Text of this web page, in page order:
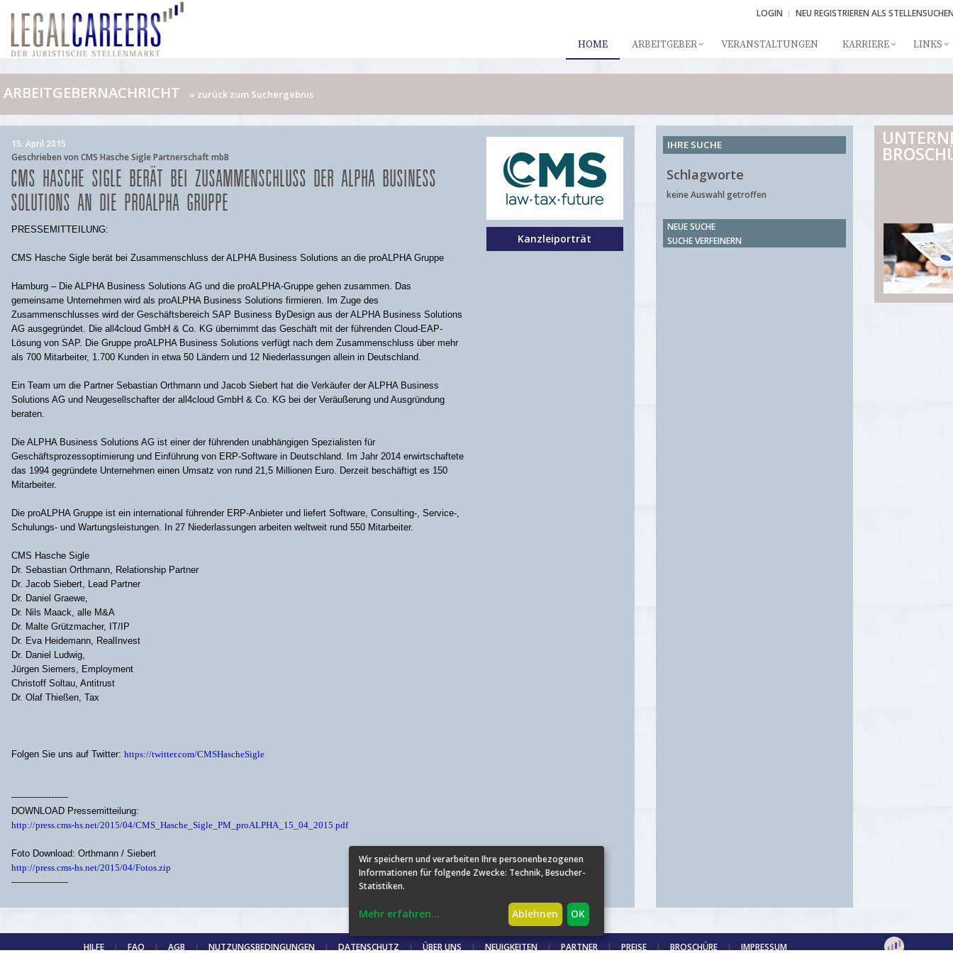
LOGIN NEU REGISTRIEREN ALS
HOME ARBEITGEBER VERANSTALTUNGEN KARRIERE LINKS
ARBEITGEBERNACHRICHT » zurück zum Suchergebnis
15. April 2015
Geschrieben von CMS Hasche Sigle Partnerschaft mbB
CMS HASCHE SIGLE BERÄT BEI ZUSAMMENSCHLUSS DER ALPHA BUSINESS
SOLUTIONS AN DIE PROALPHA GRUPPE
PRESSEMITTEILUNG:
CMS Hasche Sigle berät bei Zusammenschluss der ALPHA Business Solutions an die proALPHA Gruppe
Hamburg – Die ALPHA Business Solutions AG und die proALPHA-Gruppe gehen zusammen. Das
gemeinsame Unternehmen wird als proALPHA Business Solutions firmieren. Im Zuge des
Zusammenschlusses wird der Geschäftsbereich SAP Business ByDesign aus der ALPHA Business Solutions
AG ausgegründet. Die all4cloud GmbH & Co. KG übernimmt das Geschäft mit der führenden Cloud-EAP-
Lösung von SAP. Die Gruppe proALPHA Business Solutions verfügt nach dem Zusammenschluss über mehr
als 700 Mitarbeiter, 1.700 Kunden in etwa 50 Ländern und 12 Niederlassungen allein in Deutschland.
Ein Team um die Partner Sebastian Orthmann und Jacob Siebert hat die Verkäufer der ALPHA Business
Solutions AG und Neugesellschafter der all4cloud GmbH & Co. KG bei der Veräußerung und Ausgründung
beraten.
Die ALPHA Business Solutions AG ist einer der führenden unabhängigen Spezialisten für
Geschäftsprozessoptimierung und Einführung von ERP-Software in Deutschland. Im Jahr 2014 erwirtschaftete
das 1994 gegründete Unternehmen einen Umsatz von rund 21,5 Millionen Euro. Derzeit beschäftigt es 150
Mitarbeiter.
Die proALPHA Gruppe ist ein international führender ERP-Anbieter und liefert Software, Consulting-, Service-,
Schulungs- und Wartungsleistungen. In 27 Niederlassungen arbeiten weltweit rund 550 Mitarbeiter.
CMS Hasche Sigle
Dr. Sebastian Orthmann, Relationship Partner
Dr. Jacob Siebert, Lead Partner
Dr. Daniel Graewe,
Dr. Nils Maack, alle M&A
Dr. Malte Grützmacher, IT/IP
Dr. Eva Heidemann, RealInvest
Dr. Daniel Ludwig,
Jürgen Siemers, Employment
Christoff Soltau, Antitrust
Dr. Olaf Thießen, Tax
Folgen Sie uns auf Twitter: https://twitter.com/CMSHascheSigle
--------------------
DOWNLOAD Pressemitteilung:
http://press.cms-hs.net/2015/04/CMS_Hasche_Sigle_PM_proALPHA_15_04_2015.pdf
Foto Download: Orthmann / Siebert
http://press.cms-hs.net/2015/04/Fotos.zip
--------------------
Kanzleiporträt
IHRE SUCHE
Schlagworte
keine Auswahl getroffen
NEUE SUCHE
SUCHE VERFEINERN
HILFE | FAQ | AGB | NUTZUNGSBEDINGUNGEN | DATENSCHUTZ | ÜBER UNS | NEUIGKEITEN | PARTNER | PREISE | BROSCHÜRE | IMPRESSUM
Wir speichern und verarbeiten Ihre personenbezogenen
Informationen für folgende Zwecke: Technik, Besucher-
Statistiken.
Mehr erfahren... Ablehnen OK